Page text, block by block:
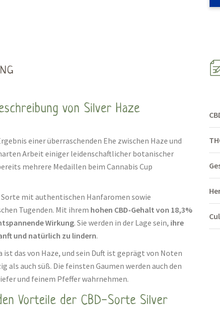
von Silver Haze
einer überraschenden Ehe zwischen Haze und
Arbeit einiger leidenschaftlicher botanischer
mehrere Medaillen beim Cannabis Cup
mit authentischen Hanfaromen sowie
Tugenden. Mit ihrem hohen CBD-Gehalt von 18,3%
Wirkung. Sie werden in der Lage sein, ihre
und natürlich zu lindern.
ist das von Haze, und sein Duft ist geprägt von Noten
als auch süß. Die feinsten Gaumen werden auch den
und feinem Pfeffer wahrnehmen.
Vorteile der CBD-Sorte Silver